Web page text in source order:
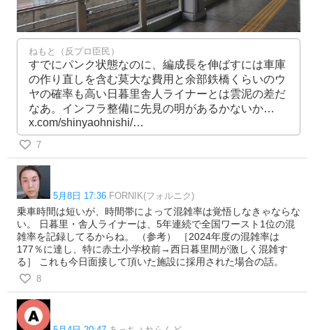
ねもと（反プロ臣民）
すでにパンク状態なのに、編成長を伸ばすには車庫
の作り直しを含む莫大な費用と余部鉄橋くらいのウ
ヤの確率も高い日暮里舎人ライナーとは雲泥の差だ
なあ。インフラ整備に先見の明があるかないか…
x.com/shinyaohnishi/…
7
5月8日 17:36 FORNIK(フォルニク)
乗車時間は短いが、時間帯によって混雑率は覚悟しなきゃならな
い。 日暮里・舎人ライナーは、5年連続で全国ワースト1位の混
雑率を記録してるからね。 （参考） ［2024年度の混雑率は
177％に達し、特に赤土小学校前→西日暮里間が激しく混雑す
る］ これも今日面接して頂いた施設に採用された場合の話。
8